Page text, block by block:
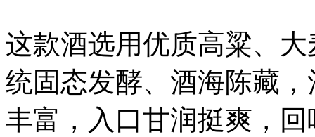
这款酒选用优质高粱、
统固态发酵、酒海陈藏
丰富，入口甘润挺爽，